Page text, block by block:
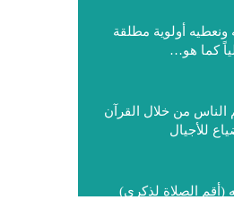
أولوية مطلقة
كما هو…
الناس من خلال القرآن
للأجيال
(أقم الصلاة لذكري)